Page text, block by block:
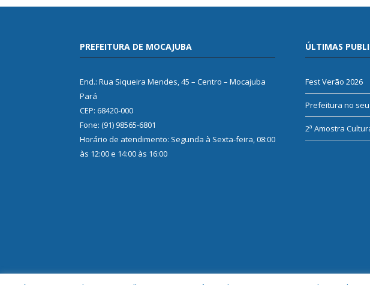
PREFEITURA DE MOCAJUBA
End.: Rua Siqueira Mendes, 45 – Centro – Mocajuba
Pará
CEP: 68420-000
Fone: (91) 98565-6801
Horário de atendimento: Segunda à Sexta-feira, 08:00
às 12:00 e 14:00 às 16:00
ÚLTIMAS
Fest Verão 2026
Prefeitura no
2ª Amostra